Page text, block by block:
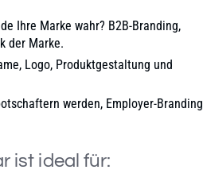
Ihre Marke wahr? B2B-Branding,
der Marke.
Logo, Produktgestaltung und
werden, Employer-Branding
ist ideal für: